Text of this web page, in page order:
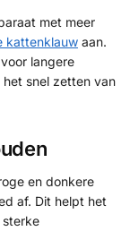
met meer
kattenklauw aan.
langere
snel zetten van
en donkere
af. Dit helpt het